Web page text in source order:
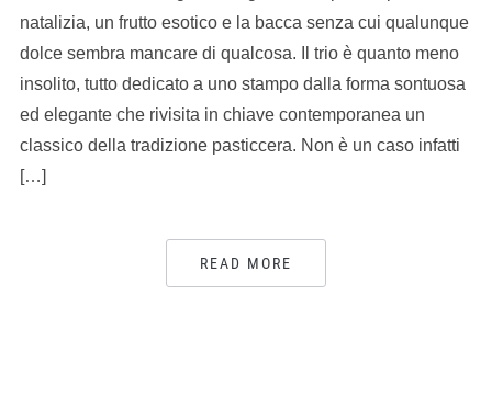
natalizia, un frutto esotico e la bacca senza cui qualunque
dolce sembra mancare di qualcosa. Il trio è quanto meno
insolito, tutto dedicato a uno stampo dalla forma sontuosa
ed elegante che rivisita in chiave contemporanea un
classico della tradizione pasticcera. Non è un caso infatti
[…]
READ MORE